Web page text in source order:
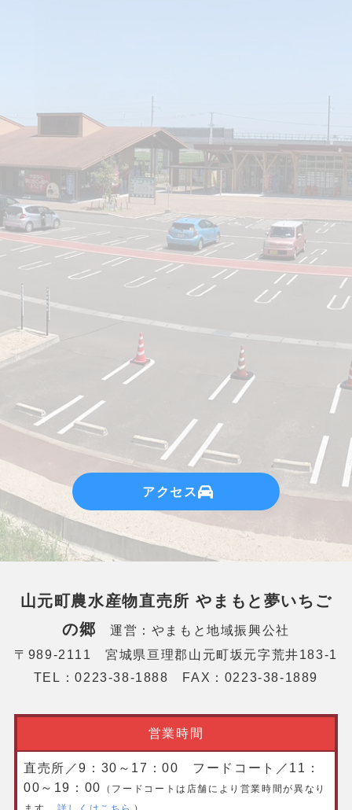
アクセス
山元町農水産物直売所 やまもと夢いちご
の郷 運営：やまもと地域振興公社
〒989-2111 宮城県亘理郡山元町坂元字荒井183-1
TEL：0223-38-1888 FAX：0223-38-1889
営業時間
直売所／9：30～17：00 フードコート／11：
00～19：00
（フードコートは店舗により営業時間が異なり